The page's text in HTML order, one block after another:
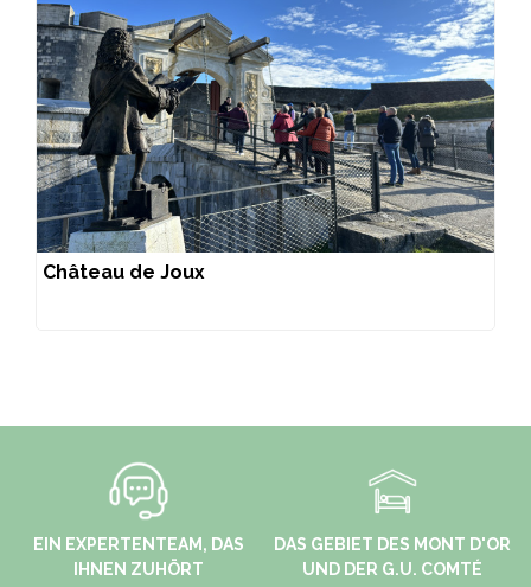
Château de Joux
EIN EXPERTENTEAM, DAS
IHNEN ZUHÖRT
DAS GEBIET DES MONT D'OR
UND DER G.U. COMTÉ